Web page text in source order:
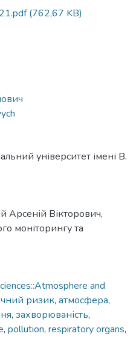
(762,67 KB)
університет імені В.
Арсеній Вікторович,
моніторингу та
and
ризик, атмосфера,
, захворюваність,
, pollution, respiratory organs,